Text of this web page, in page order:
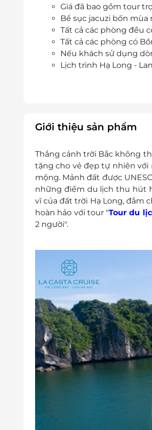
Giá đã bao gồm tour
Bể sục jacuzi bốn mùa
Tất cả các phòng đều
Tất cả các phòng có
Nếu khách sử dụng
Lịch trình Hạ Long -
VAT, nếu lấy VAT
Dịch Vụ Spa
Đồ uống trên tàu
Tiền Tip cho lái xe,
Giá phòng trẻ em:
Trẻ dưới 5 tuổi: miễn
50% giá một người lớn.
Trẻ em từ 5 tới dưới 7
Trẻ em từ 7 tới dưới 11
Trẻ em yêu cầu kê
Phụ thu phòng đơn: 75%
Phụ thu cuối tuần thứ 7:
Ngày Lễ/tết/ giai đoạn cao
Điều kiện đặt & nhận phòng:
Giờ lên tàu: 12h trưa
Trả phòng: 09h30
Điện thoại đặt phòng & tư
Địa chỉ: 47 Lê Văn Hưu,
Điều kiện hoãn/huỷ
Điều kiện khác
Áp dụng 01 E-Voucher
Một khách hàng được
E-Voucher/E-Coupon
Không áp dụng đồng
Giới thiệu sản phẩm
Thắng cảnh trời Bắc không
tặng cho vẻ đẹp tự nhiên
mộng. Mảnh đất được
những điểm du lịch thu hút
vĩ của đất trời Hạ Long, đắm
hoàn hảo với tour "Tour du
2 người".